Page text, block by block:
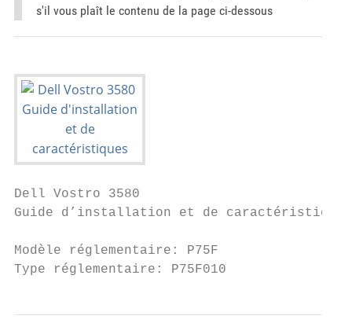
s'il vous plaît le contenu de la page ci-dessous
Dell Vostro 3580
Guide d’installation et de caractéristiques
Modèle réglementaire: P75F
Type réglementaire: P75F010